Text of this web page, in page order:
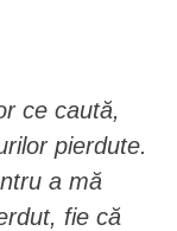
ce caută,
pierdute.
a mă
fie că